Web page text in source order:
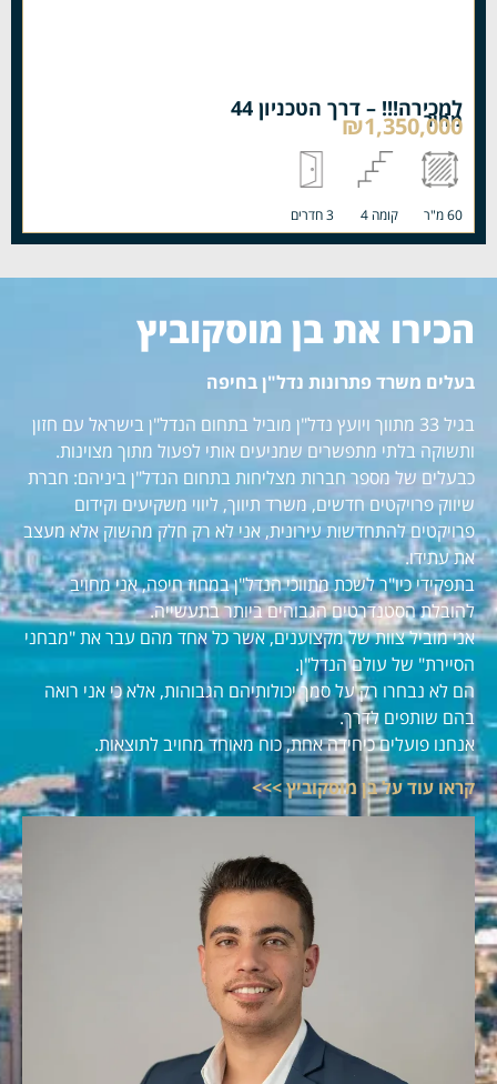
למכירה!!! – דרך הטכניון 44
מחיר
₪1,350,000
60 מ"ר קומה 4 3 חדרים
הכירו את בן מוסקוביץ
בעלים משרד פתרונות נדל"ן בחיפה
בגיל 33 מתווך ויועץ נדל"ן מוביל בתחום הנדל"ן בישראל עם חזון
ותשוקה בלתי מתפשרים שמניעים אותי לפעול מתוך מצוינות.
כבעלים של מספר חברות מצליחות בתחום הנדל"ן ביניהם: חברת
שיווק פרויקטים חדשים, משרד תיווך, ליווי משקיעים וקידום
פרויקטים להתחדשות עירונית, אני לא רק חלק מהשוק אלא מעצב
את עתידו.
בתפקידי כיו"ר לשכת מתווכי הנדל"ן במחוז חיפה, אני מחויב
להובלת הסטנדרטים הגבוהים ביותר בתעשייה.
אני מוביל צוות של מקצוענים, אשר כל אחד מהם עבר את "מבחני
הסיירת" של עולם הנדל"ן.
הם לא נבחרו רק על סמך יכולותיהם הגבוהות, אלא כי אני רואה
בהם שותפים לדרך.
אנחנו פועלים כיחידה אחת, כוח מאוחד מחויב לתוצאות.
קראו עוד על בן מוסקוביץ >>>